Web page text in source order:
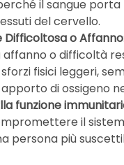
il sangue porta
del cervello.
Difficoltosa o Affanno
affanno o difficoltà
fisici leggeri,
di ossigeno
funzione
il
persona più